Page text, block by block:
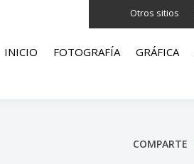
Otros sitios
INICIO FOTOGRAFÍA GRÁFICA
COMPARTE